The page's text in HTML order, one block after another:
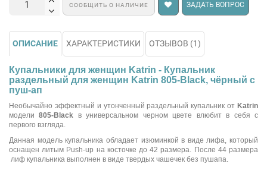
СООБЩИТЬ О НАЛИЧИЕ ЗАДАТЬ ВОПРОС
ОПИСАНИЕ ХАРАКТЕРИСТИКИ ОТЗЫВОВ (1)
Купальники для женщин Katrin - Купальник
раздельный для женщин Katrin 805-Black, чёрный с
пуш-ап
Необычайно эффектный и утонченный раздельный купальник от Katrin
модели805-Black в универсальном черном цвете влюбит в себя с
первого взгляда.
Данная модель купальника обладает изюминкой в виде лифа, который
оснащен литым Push-up на косточке до 42 размера. После 44 размера
лиф купальника выполнен в виде твердых чашечек без пушапа.